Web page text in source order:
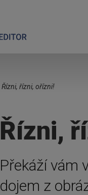
Řízni, řízni, ořízni!
Řízni,
Překáží vám
dojem z